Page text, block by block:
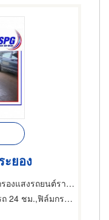
ยอง
ติดตั้งกระจกรถยนต์ระยอง ติดฟิล์มกรองแสงรถยนต์ราคาคุณภาพเมืองระยอง
.,ฟิล์มกรองแสงรถยนต์